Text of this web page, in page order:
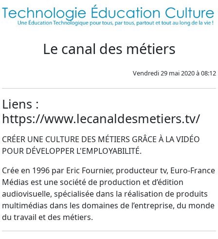
Le canal des métiers
Vendredi 29 mai 2020 à 08:12
Liens :
https://www.lecanaldesmetiers.tv/
CRÉER UNE CULTURE DES MÉTIERS GRÂCE À LA VIDÉO
POUR DÉVELOPPER L'EMPLOYABILITÉ.
Crée en 1996 par Eric Fournier, producteur tv, Euro-France
Médias est une société de production et d’édition
audiovisuelle, spécialisée dans la réalisation de produits
multimédias dans les domaines de l’entreprise, du monde
du travail et des métiers.